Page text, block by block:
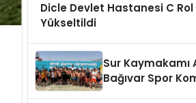
Dicle Devlet Hastanesi C
Yükseltildi
Sur Kaymakamı
Bağıvar Spor